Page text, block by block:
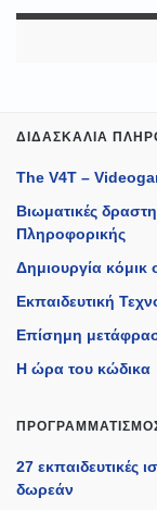
ΔΙΔΑΣΚΑΛΊΑ
The V4T –
Βιωματικές
Πληροφορικής
Δημιουργία κόμικ
Εκπαιδευτική
Επίσημη
Η ώρα του κώδικα
27 εκπαιδευτικές
δωρεάν